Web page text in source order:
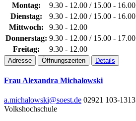
Montag:
9.30 - 12.00 / 15.00 - 16.00
Dienstag:
9.30 - 12.00 / 15.00 - 16.00
Mittwoch:
9.30 - 12.00
Donnerstag: 9.30 - 12.00 / 15.00 - 17.00
Freitag:
9.30 - 12.00
Adresse Öffnungszeiten Details
Frau Alexandra Michalowski
a.michalowski@soest.de 02921 103-1313
Volkshochschule